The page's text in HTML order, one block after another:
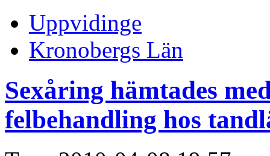
Uppvidinge
Kronobergs Län
Sexåring hämtades
felbehandling hos